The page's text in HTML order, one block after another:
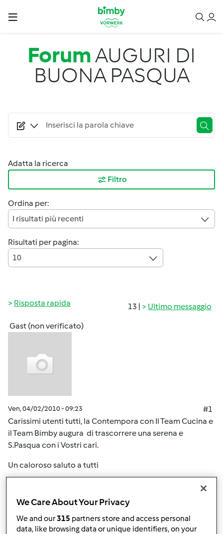
Salta al contenuto principale
ForumAUGURI DI
BUONA PASQUA
Adatta la ricerca
Filtro
Ordina per:
I risultati più recenti
Risultati per pagina:
10
13 | Ultimo messaggio
Risposta rapida
Gast (non verificato)
Ven, 04/02/2010 - 09:23
#1
Carissimi utenti tutti, la Contempora con Il Team Cucina e
il Team Bimby augura di trascorrere una serena e
S.Pasqua con i Vostri cari.
Un caloroso saluto a tutti
In cima
We Care About Your Privacy
We and our315 partners store and access personal
data, like browsing data or unique identifiers, on your